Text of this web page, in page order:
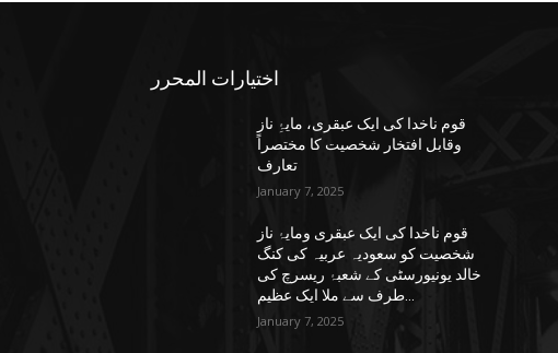
اختيارات المحرر
قوم ناخدا کی ایک عبقری، مایۂِ ناز
وقابل افتخار شخصیت کا مختصراً
تعارف
January 7, 2025
قوم ناخدا کی ایک عبقری ومایۂ ناز
شخصیت کو سعودیہ عربیہ کی کنگ
خالد یونیورسٹی کے شعبۂ ریسرچ کی
January 7, 2025